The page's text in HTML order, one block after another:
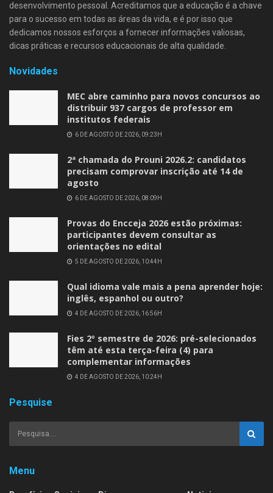
desenvolvimento pessoal. Acreditamos que a educação é a chave
para o sucesso em todas as áreas da vida, e é por isso que
dedicamos nossos esforços a fornecer informações valiosas,
dicas práticas e recursos educacionais de alta qualidade.
Novidades
MEC abre caminho para novos concursos ao
distribuir 937 cargos de professor em
institutos federais
6 DE AGOSTO DE 2026, 09:23H
2ª chamada do Prouni 2026.2: candidatos
precisam comprovar inscrição até 14 de
agosto
6 DE AGOSTO DE 2026, 08:09H
Provas do Encceja 2026 estão próximas:
participantes devem consultar as
orientações no edital
5 DE AGOSTO DE 2026, 10:44H
Qual idioma vale mais a pena aprender hoje:
inglês, espanhol ou outro?
4 DE AGOSTO DE 2026, 16:56H
Fies 2º semestre de 2026: pré-selecionados
têm até esta terça-feira (4) para
complementar informações
4 DE AGOSTO DE 2026, 10:24H
Pesquise
Menu